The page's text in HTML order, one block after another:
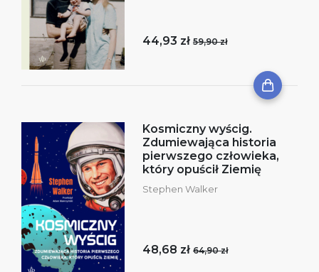
44,93 zł 59,90 zł
Kosmiczny wyścig.
Zdumiewająca historia
pierwszego człowieka,
który opuścił Ziemię
Stephen Walker
48,68 zł 64,90 zł